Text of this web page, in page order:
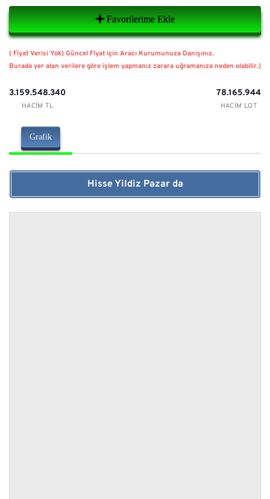
Favorilerime Ekle
( Fiyat Verisi Yok) Güncel Fiyat için Aracı Kurumunuza Danışınız.
Burada yer alan verilere göre işlem yapmanız zarara uğramanıza neden olabilir.)
3.159.548.340
HACIM TL
78.165.944
HACIM LOT
Grafik
Hisse Yildiz Pazar da